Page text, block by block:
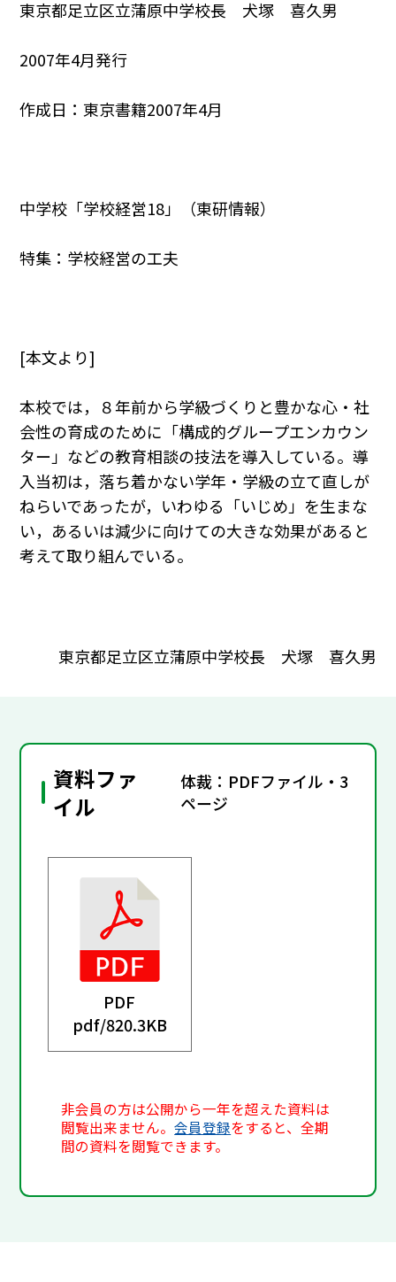
東京都足立区立蒲原中学校長 犬塚 喜久男
2007年4月発行
作成日：東京書籍2007年4月
中学校「学校経営18」（東研情報）
特集：学校経営の工夫
[本文より]
本校では，８年前から学級づくりと豊かな心・社
会性の育成のために「構成的グループエンカウン
ター」などの教育相談の技法を導入している。導
入当初は，落ち着かない学年・学級の立て直しが
ねらいであったが，いわゆる「いじめ」を生まな
い，あるいは減少に向けての大きな効果があると
考えて取り組んでいる。
東京都足立区立蒲原中学校長 犬塚 喜久男
資料ファ
イル
体裁：PDFファイル・3
ページ
PDF
pdf/820.3KB
非会員の方は公開から一年を超えた資料は
閲覧出来ません。会員登録をすると、全期
間の資料を閲覧できます。